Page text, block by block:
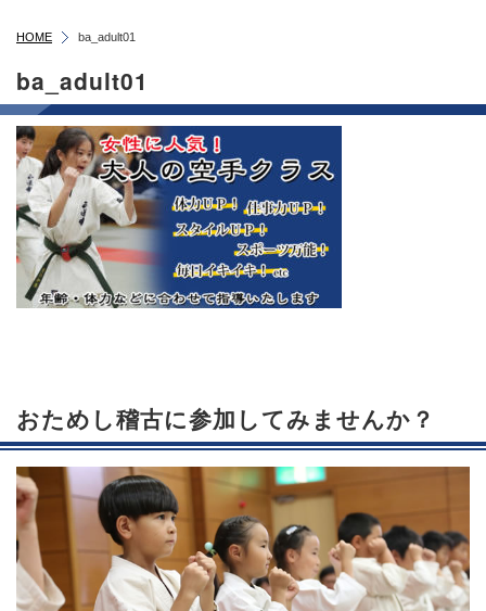
HOME ba_adult01
ba_adult01
おためし稽古に参加してみませんか？